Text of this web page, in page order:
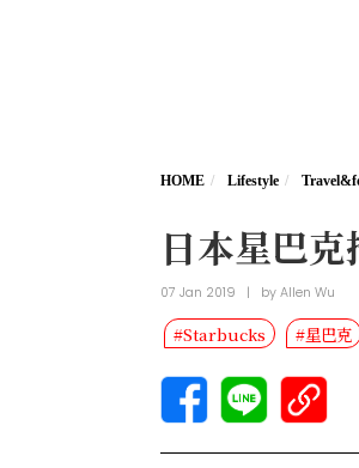
HOME Lifestyle
日本星巴
07 Jan 2019 | byAllen Wu
#Starbucks #星巴克